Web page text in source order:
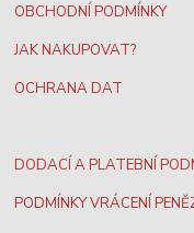
OBCHODNÍ PODMÍNKY
JAK NAKUPOVAT?
OCHRANA DAT
DODACÍ A PLATEBNÍ
PODMÍNKY VRÁCENÍ